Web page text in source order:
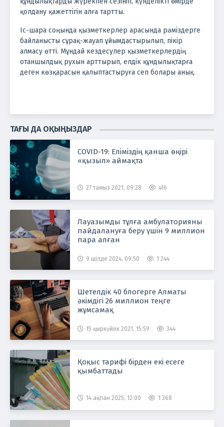
қолдану қажеттігін алға тартты.
Іс-шара соңында қызметкерлер арасында рәміздерге
байланысты сұрақ-жауап ұйымдастырылып, пікір
алмасу өтті. Мұндай кездесулер қызметкерлердің
отаншылдық рухын арттырып, елдік құндылықтарға
деген көзқарасын қалыптастыруға сеп болары анық.
ТАҒЫ ДА ОҚЫҢЫЗДАР
COVID-19: Еліміздің қанша өңірі
«қызыл» аймақта
27 тамыз 2021, 09:28 416
Лауазымды тұлға амбулаторияны
пайдалануға беру үшін 9 миллион
пара алған
9 шілде 2024, 09:50 1 244
Шетелдік 40 блогерге Алматы
әкімдігі 26 миллион теңге
жұмсамақ
15 қыркүйек 2021, 15:59 344
Қоқыс тарифі бірден екі есеге
қымбаттады
14 ақпан 2025, 12:00 1 368